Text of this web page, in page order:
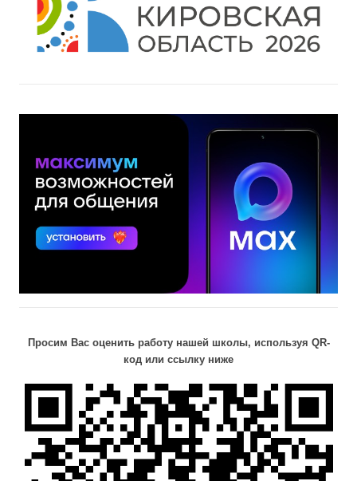
Просим Вас оценить работу нашей школы, используя QR-
код или ссылку ниже